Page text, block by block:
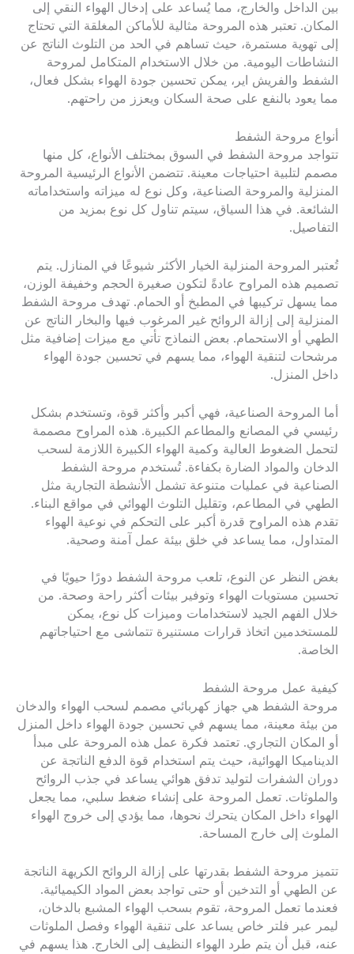
بين الداخل والخارج، مما يُساعد على إدخال الهواء النقي إلى
المكان. تعتبر هذه المروحة مثالية للأماكن المغلقة التي تحتاج
إلى تهوية مستمرة، حيث تساهم في الحد من التلوث الناتج عن
النشاطات اليومية. من خلال الاستخدام المتكامل لمروحة
الشفط والفريش اير، يمكن تحسين جودة الهواء بشكل فعال،
مما يعود بالنفع على صحة السكان ويعزز من راحتهم.
أنواع مروحة الشفط
تتواجد مروحة الشفط في السوق بمختلف الأنواع، كل منها
مصمم لتلبية احتياجات معينة. تتضمن الأنواع الرئيسية المروحة
المنزلية والمروحة الصناعية، وكل نوع له ميزاته واستخداماته
الشائعة. في هذا السياق، سيتم تناول كل نوع بمزيد من
التفاصيل.
تُعتبر المروحة المنزلية الخيار الأكثر شيوعًا في المنازل. يتم
تصميم هذه المراوح عادةً لتكون صغيرة الحجم وخفيفة الوزن،
مما يسهل تركيبها في المطبخ أو الحمام. تهدف مروحة الشفط
المنزلية إلى إزالة الروائح غير المرغوب فيها والبخار الناتج عن
الطهي أو الاستحمام. بعض النماذج تأتي مع ميزات إضافية مثل
مرشحات لتنقية الهواء، مما يسهم في تحسين جودة الهواء
داخل المنزل.
أما المروحة الصناعية، فهي أكبر وأكثر قوة، وتستخدم بشكل
رئيسي في المصانع والمطاعم الكبيرة. هذه المراوح مصممة
لتحمل الضغوط العالية وكمية الهواء الكبيرة اللازمة لسحب
الدخان والمواد الضارة بكفاءة. تُستخدم مروحة الشفط
الصناعية في عمليات متنوعة تشمل الأنشطة التجارية مثل
الطهي في المطاعم، وتقليل التلوث الهوائي في مواقع البناء.
تقدم هذه المراوح قدرة أكبر على التحكم في نوعية الهواء
المتداول، مما يساعد في خلق بيئة عمل آمنة وصحية.
بغض النظر عن النوع، تلعب مروحة الشفط دورًا حيويًا في
تحسين مستويات الهواء وتوفير بيئات أكثر راحة وصحة. من
خلال الفهم الجيد لاستخدامات وميزات كل نوع، يمكن
للمستخدمين اتخاذ قرارات مستنيرة تتماشى مع احتياجاتهم
الخاصة.
كيفية عمل مروحة الشفط
مروحة الشفط هي جهاز كهربائي مصمم لسحب الهواء والدخان
من بيئة معينة، مما يسهم في تحسين جودة الهواء داخل المنزل
أو المكان التجاري. تعتمد فكرة عمل هذه المروحة على مبدأ
الديناميكا الهوائية، حيث يتم استخدام قوة الدفع الناتجة عن
دوران الشفرات لتوليد تدفق هوائي يساعد في جذب الروائح
والملوثات. تعمل المروحة على إنشاء ضغط سلبي، مما يجعل
الهواء داخل المكان يتحرك نحوها، مما يؤدي إلى خروج الهواء
الملوث إلى خارج المساحة.
تتميز مروحة الشفط بقدرتها على إزالة الروائح الكريهة الناتجة
عن الطهي أو التدخين أو حتى تواجد بعض المواد الكيميائية.
فعندما تعمل المروحة، تقوم بسحب الهواء المشبع بالدخان،
ليمر عبر فلتر خاص يساعد على تنقية الهواء وفصل الملوثات
عنه، قبل أن يتم طرد الهواء النظيف إلى الخارج. هذا يسهم في